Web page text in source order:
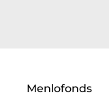
Menlofonds